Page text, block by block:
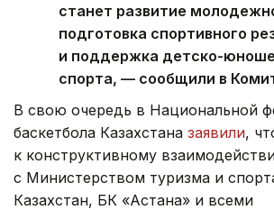
станет развитие
подготовка спортивного
и поддержка детско-
спорта, — сообщили в
В свою очередь в Национальной
баскетбола Казахстана заявили,
к конструктивному
с Министерством туризма и
Казахстан, БК «Астана» и всеми